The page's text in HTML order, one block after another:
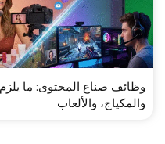
وظائف صناع المحتوى: ما
والمكياج، والألعاب